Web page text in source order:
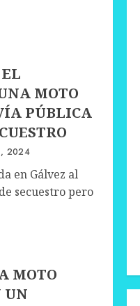
MOTO
PÚBLICA
2024
en Gálvez al
secuestro pero
MOTO
UN